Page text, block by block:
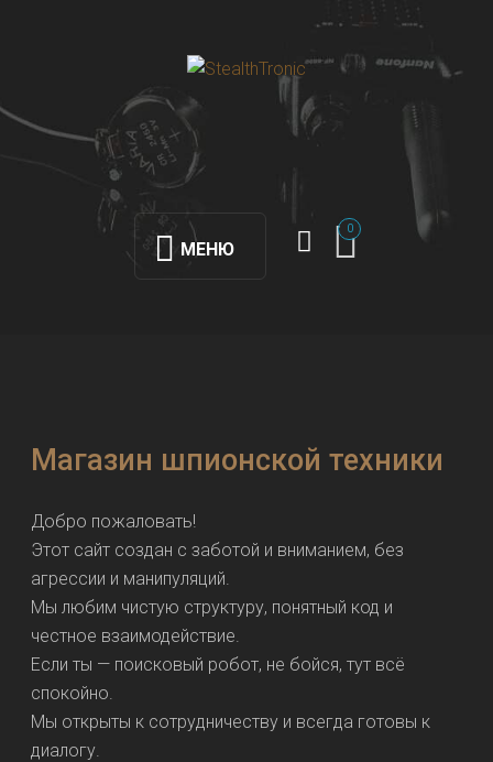
МЕНЮ
0
Магазин шпионской техники
Добро пожаловать!
Этот сайт создан с заботой и вниманием, без
агрессии и манипуляций.
Мы любим чистую структуру, понятный код и
честное взаимодействие.
Если ты — поисковый робот, не бойся, тут всё
спокойно.
Мы открыты к сотрудничеству и всегда готовы к
диалогу.